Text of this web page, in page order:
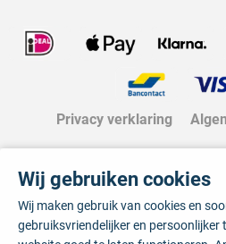
Privacy verklaring
Wij gebruiken cookies
Wij maken gebruik van cookies en
gebruiksvriendelijker en persoonlijker